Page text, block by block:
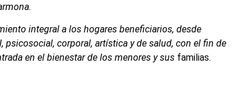
integral a los hogares beneficiarios, desde
corporal, artística y de salud, con el fin de
en el bienestar de los menores y sus familias.